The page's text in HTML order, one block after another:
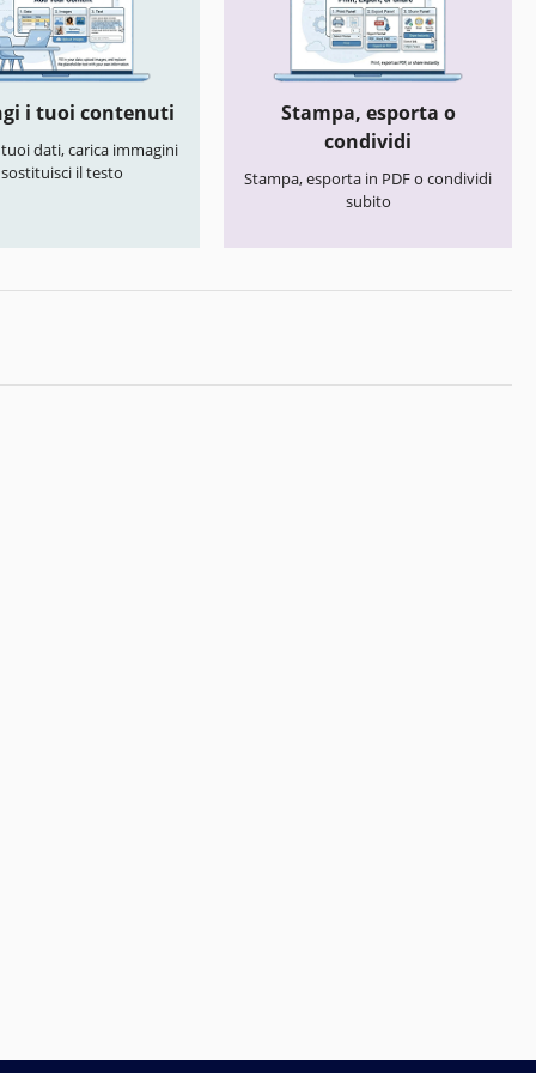
i tuoi contenuti
dati, carica immagini
il testo
Stampa, esporta o
condividi
Stampa, esporta in PDF o condividi
subito